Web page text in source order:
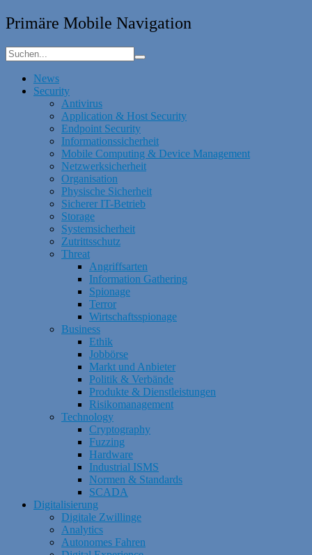
Primäre Mobile Navigation
News
Security
Antivirus
Application & Host Security
Endpoint Security
Informationssicherheit
Mobile Computing & Device Management
Netzwerksicherheit
Organisation
Physische Sicherheit
Sicherer IT-Betrieb
Storage
Systemsicherheit
Zutrittsschutz
Threat
Angriffsarten
Information Gathering
Spionage
Terror
Wirtschaftsspionage
Business
Ethik
Jobbörse
Markt und Anbieter
Politik & Verbände
Produkte & Dienstleistungen
Risikomanagement
Technology
Cryptography
Fuzzing
Hardware
Industrial ISMS
Normen & Standards
SCADA
Digitalisierung
Digitale Zwillinge
Analytics
Autonomes Fahren